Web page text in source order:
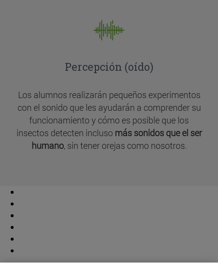
Percepción (oído)
Los alumnos realizarán pequeños experimentos
con el sonido que les ayudarán a comprender su
funcionamiento y cómo es posible que los
insectos detecten incluso más sonidos que el ser
humano, sin tener orejas como nosotros.